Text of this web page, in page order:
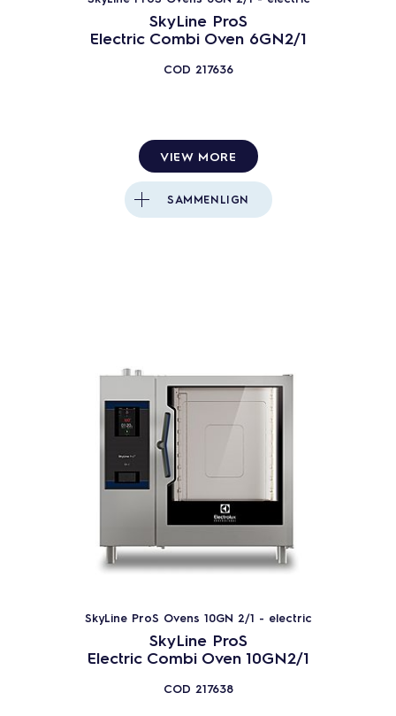
SkyLine ProS
Electric Combi Oven 6GN2/1
COD 217636
VIEW MORE
SAMMENLIGN
SkyLine ProS Ovens 10GN 2/1 - electric
SkyLine ProS
Electric Combi Oven 10GN2/1
COD 217638